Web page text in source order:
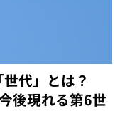
代」とは？
後現れる第6世